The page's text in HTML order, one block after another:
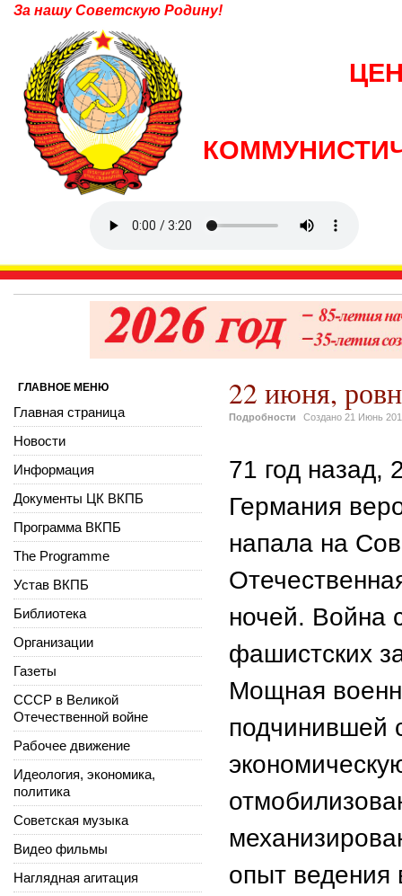
За нашу Советскую Родину!
22 июня,
Подробности Создано 21 Июнь
71 год назад,
Германия
напала на
ночей. Война
фашистских
Мощная
подчинившей
опыт ведения
ГЛАВНОЕ МЕНЮ
Главная страница
Новости
Информация
Документы ЦК ВКПБ
Программа ВКПБ
The Programme
Устав ВКПБ
Библиотека
Организации
Газеты
СССР в Великой
Отечественной войне
Рабочее движение
Идеология, экономика,
политика
Советская музыка
Видео фильмы
Наглядная агитация